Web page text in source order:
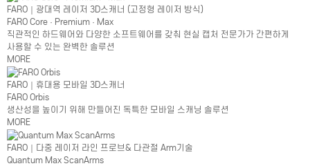
FARO｜광대역 레이저 3D스캐너 (고정형 레이저 방식)
FARO Core · Premium · Max
직관적인 하드웨어와 다양한 소프트웨어를 갖춰 현실 캡처 전문가가 간편하게
사용할 수 있는 완벽한 솔루션
MORE
FARO｜휴대용 모바일 3D스캐너
FARO Orbis
생산성을 높이기 위해 만들어진 독특한 모바일 스캐닝 솔루션
MORE
FARO｜다중 레이저 라인 프로브& 다관절 Arm기술
Quantum Max ScanArms